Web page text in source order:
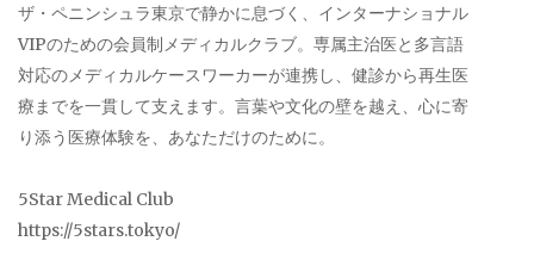
ザ・ペニンシュラ東京で静かに息づく、インターナショナル
VIPのための会員制メディカルクラブ。専属主治医と多言語
対応のメディカルケースワーカーが連携し、健診から再生医
療までを一貫して支えます。言葉や文化の壁を越え、心に寄
り添う医療体験を、あなただけのために。
5Star Medical Club
https://5stars.tokyo/